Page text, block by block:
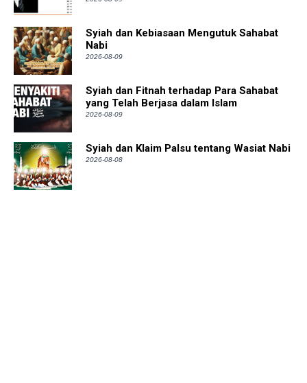
Syiah dan Kebiasaan Mengutuk Sahabat
Nabi
2026-08-09
Syiah dan Fitnah terhadap Para Sahabat
yang Telah Berjasa dalam Islam
2026-08-09
Syiah dan Klaim Palsu tentang Wasiat Nabi
2026-08-08